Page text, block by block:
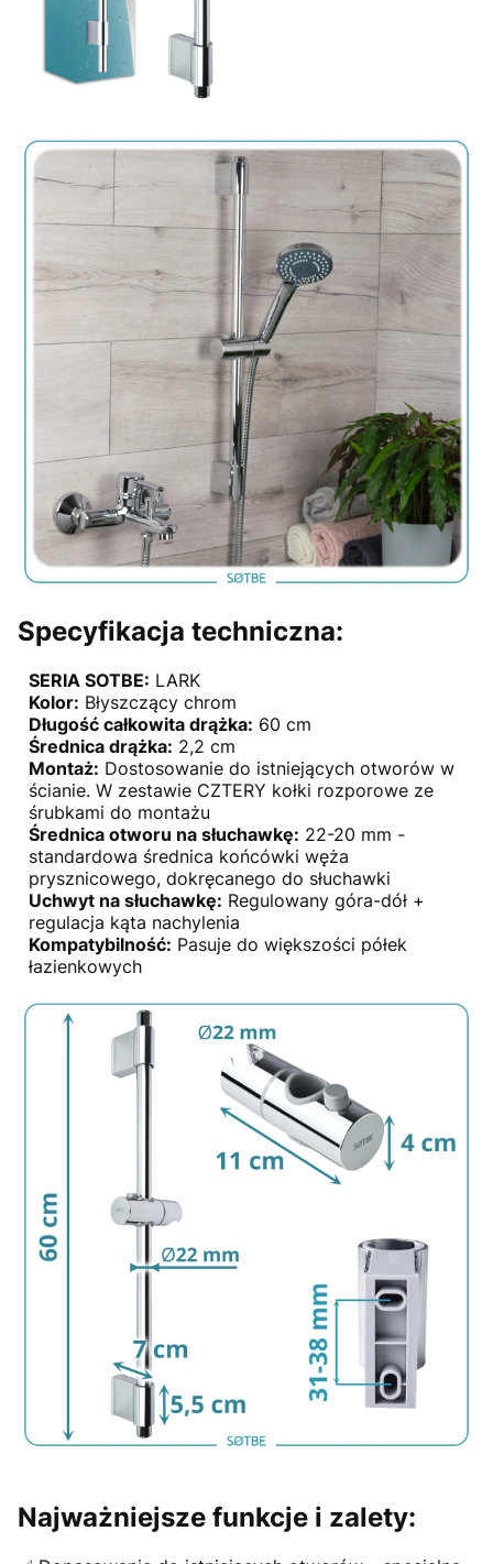
Specyfikacja techniczna:
SERIA SOTBE: LARK
Kolor: Błyszczący chrom
Długość całkowita drążka: 60 cm
Średnica drążka: 2,2 cm
Montaż: Dostosowanie do istniejących otworów w
ścianie. W zestawie CZTERY kołki rozporowe ze
śrubkami do montażu
Średnica otworu na słuchawkę: 22-20 mm -
standardowa średnica końcówki węża
prysznicowego, dokręcanego do słuchawki
Uchwyt na słuchawkę: Regulowany góra-dół +
regulacja kąta nachylenia
Kompatybilność: Pasuje do większości półek
łazienkowych
Najważniejsze funkcje i zalety: